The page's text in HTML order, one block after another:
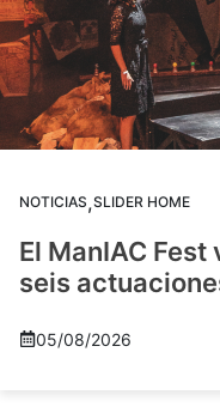
NOTICIAS,SLIDER HOME
El ManIAC
seis
05/08/2026